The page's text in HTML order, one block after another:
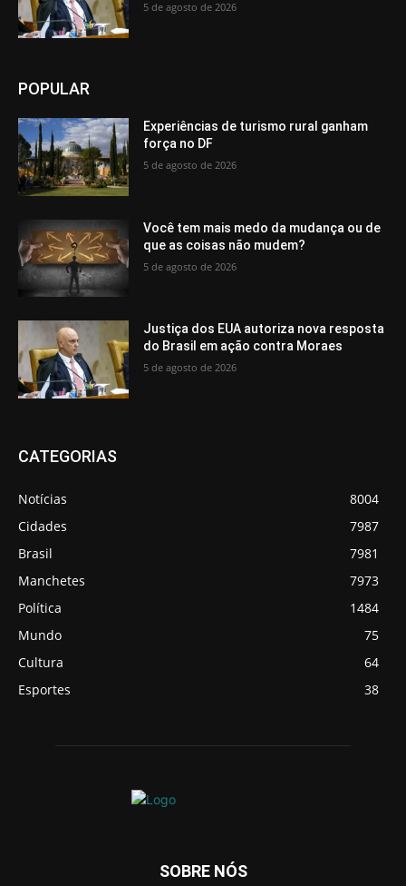
5 de agosto de 2026
POPULAR
Experiências de turismo rural ganham
força no DF
5 de agosto de 2026
Você tem mais medo da mudança ou de
que as coisas não mudem?
5 de agosto de 2026
Justiça dos EUA autoriza nova resposta
do Brasil em ação contra Moraes
5 de agosto de 2026
CATEGORIAS
Notícias
8004
Cidades
7987
Brasil
7981
Manchetes
7973
Política
1484
Mundo
75
Cultura
64
Esportes
38
SOBRE NÓS